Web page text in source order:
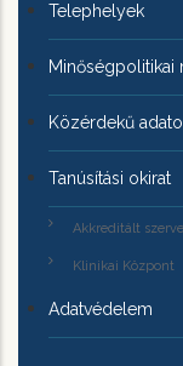
Telephelyek
Minőségpolitikai
Közérdekű
Tanúsítási okirat
Akkreditált
Klinikai Központ
Adatvédelem